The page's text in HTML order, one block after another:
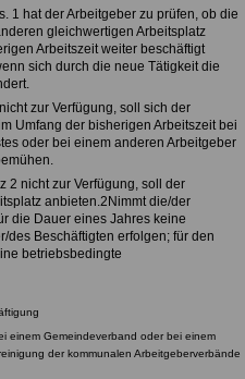
1 hat der Arbeitgeber zu prüfen, ob die
gleichwertigen Arbeitsplatz
Arbeitszeit weiter beschäftigt
sich durch die neue Tätigkeit die
zur Verfügung, soll sich der
Umfang der bisherigen Arbeitszeit bei
oder bei einem anderen Arbeitgeber
2 nicht zur Verfügung, soll der
anbieten.2Nimmt die/der
die Dauer eines Jahres keine
des Beschäftigten erfolgen; für den
betriebsbedingte
einem Gemeindeverband oder bei einem
der kommunalen Arbeitgeberverbände